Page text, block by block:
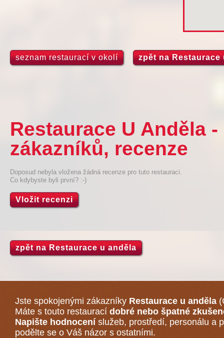
seznam restaurací v okolí zpět na Restaurace
Restaurace U Anděla
zákazníků, recenze
Doposud nebyla vložena žádná recenze pro tuto restauraci.
Co kdybyste byli první? :-)
Vložit recenzi
zpět na Restaurace u anděla
Jste spokojenými zákazníky Restaurace u anděla
Máte s touto restaurací dobré nebo špatné
Napište hodnocení služeb, prostředí, personálu a
podělte se o Váš názor s ostatními.